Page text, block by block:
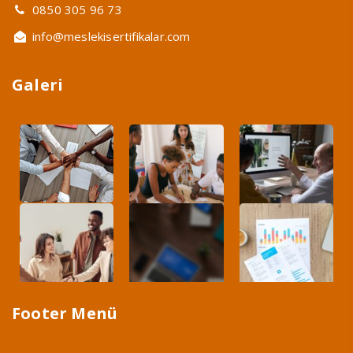
0850 305 96 73
info@meslekisertifikalar.com
Galeri
Footer Menü